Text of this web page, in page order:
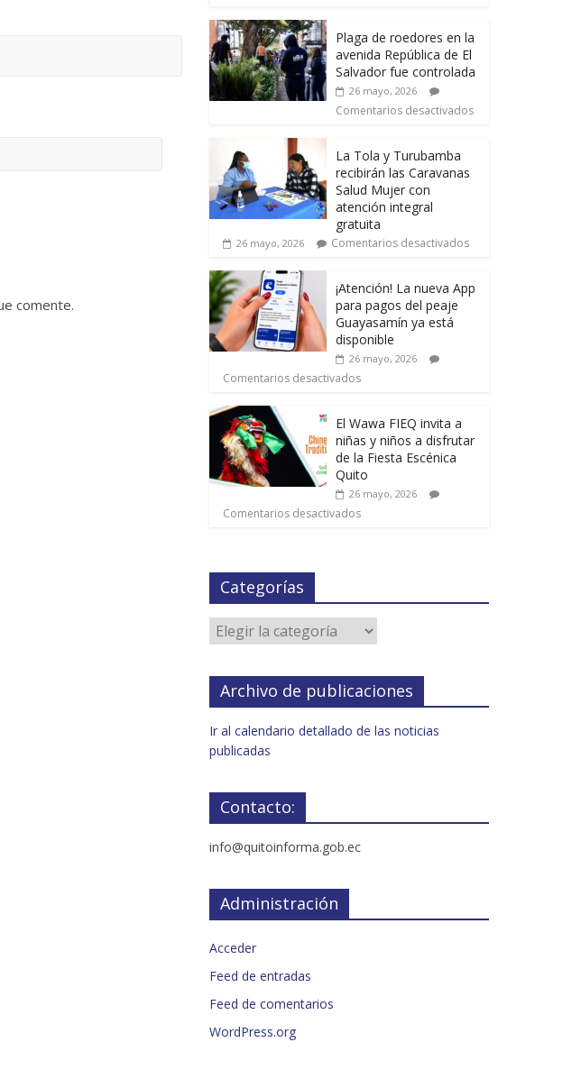
comente.
Plaga de roedores en la
avenida República de El
Salvador fue controlada
26 mayo, 2026
Comentarios desactivados
La Tola y Turubamba
recibirán las Caravanas
Salud Mujer con
atención integral
gratuita
26 mayo, 2026 Comentarios desactivados
¡Atención! La nueva App
para pagos del peaje
Guayasamín ya está
disponible
26 mayo, 2026
Comentarios desactivados
El Wawa FIEQ invita a
niñas y niños a disfrutar
de la Fiesta Escénica
Quito
26 mayo, 2026
Comentarios desactivados
Categorías
Archivo de publicaciones
Ir al calendario detallado de las noticias
publicadas
Contacto:
info@quitoinforma.gob.ec
Administración
Acceder
Feed de entradas
Feed de comentarios
WordPress.org